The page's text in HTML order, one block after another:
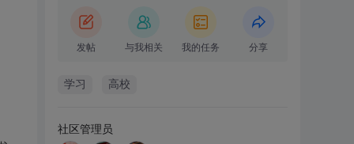
发帖 与我相关 我的任务 分享
学习 高校
社区管理员